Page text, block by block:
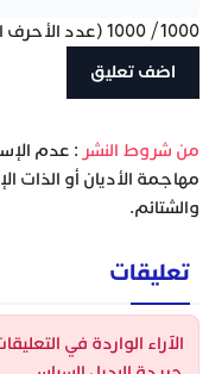
1000
/
1000 (عدد الأحرف
‫من شروط النشر : عدم
مهاجمة الأديان أو الذات
والشتائم.
تعليقات
الآراء الواردة في